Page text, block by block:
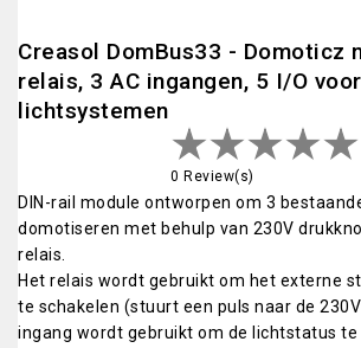
Creasol DomBus33 - Domoticz
relais, 3 AC ingangen, 5 I/O
lichtsystemen
0 Review(s)
DIN-rail module ontworpen om 3
domotiseren met behulp van 230V
relais.
Het relais wordt gebruikt om het externe
te schakelen (stuurt een puls naar de
ingang wordt gebruikt om de lichtstatus